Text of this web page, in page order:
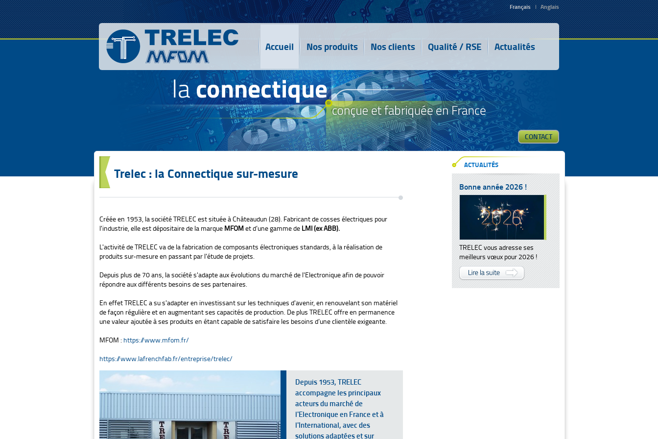
Français Anglais
Accueil Nos produits Nos clients Qualité / RSE Actualités
CONTACT
Trelec : la Connectique sur-mesure
Créée en 1953, la société TRELEC est située à Châteaudun (28). Fabricant de cosses électriques pour
l'industrie, elle est dépositaire de la marque MFOMet d’une gamme de LMI (ex ABB).
L'activité de TRELEC va de la fabrication de composants électroniques standards, à la réalisation de
produits sur-mesure en passant par l'étude de projets.
Depuis plus de 70 ans, la société s'adapte aux évolutions du marché de l'Electronique afin de pouvoir
répondre aux différents besoins de ses partenaires.
En effet TRELEC a su s'adapter en investissant sur les techniques d'avenir, en renouvelant son matériel
de façon régulière et en augmentant ses capacités de production. De plus TRELEC offre en permanence
une valeur ajoutée à ses produits en étant capable de satisfaire les besoins d’une clientèle exigeante.
MFOM : https://www.mfom.fr/
https://www.lafrenchfab.fr/entreprise/trelec/
Depuis 1953, TRELEC
accompagne les principaux
acteurs du marché de
l'Electronique en France et à
l'International, avec des
solutions adaptées et sur
ACTUALITÉS
Bonne année 2026 !
TRELEC vous adresse ses
meilleurs vœux pour 2026 !